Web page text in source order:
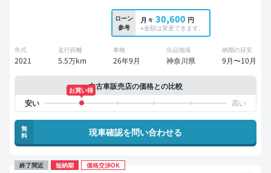
ローン
参考
月々 30,600 円
※金額は変更できます。
年式
2021
走行距離
5.5万km
車検
26年9月
出品地域
神奈川県
納期の目安
9月〜10月
中古車販売店の価格との比較
お買い得
無
料
現車確認を問い合わせる
終了間近 短納期 価格交渉OK